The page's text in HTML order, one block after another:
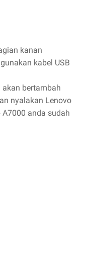
kanan
kabel USB
akan bertambah
nyalakan Lenovo
anda sudah